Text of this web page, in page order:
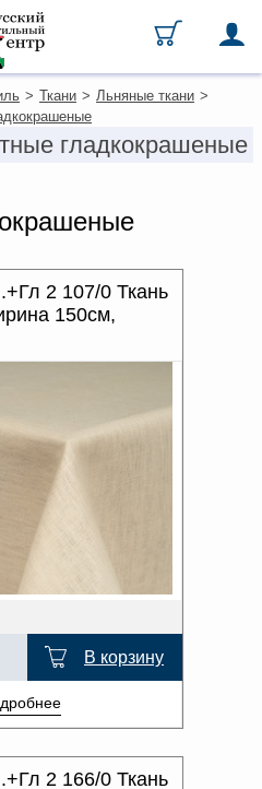
и
и
> Ткани > Льняные ткани >
гладкокрашеные
2 107/0 Ткань
150см,
В корзину
2 166/0 Ткань
в
корзину